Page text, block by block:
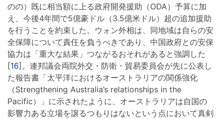
のの）既に相当額に上る政府開発援助（ODA）予算に加
え、今後4年間で5億豪ドル（3.5億米ドル）超の追加援助
を行うことを約束した。ウォン外相は、同地域は自らの安
全保障について責任を負うべきであり、中国政府との安保
協力は「重大な結果」つながるおそれがあると強調した
[16]。連邦議会両院外交・防衛・貿易委員会が先に公表し
た報告書「太平洋におけるオーストラリアの関係強化
（Strengthening Australia’s relationships in the
Pacific）」に示されたように、オーストラリアは自国の
影響力ある立場を譲るつもりはないという点において真剣